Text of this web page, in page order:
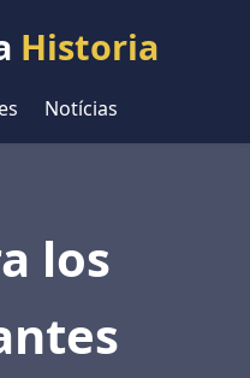
Historia
Notícias
los